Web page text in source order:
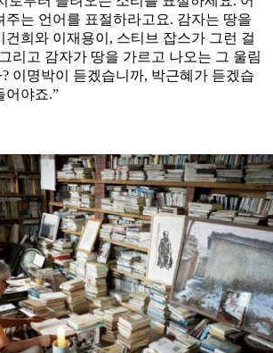
주는 언어를 표절하라고요. 감자는 땅을
건희와 이재용이, 스티브 잡스가 그런 걸
리고 감자가 땅을 가르고 나오는 그 울림
이명박이 듣겠습니까, 박근혜가 듣겠습
어야죠.”